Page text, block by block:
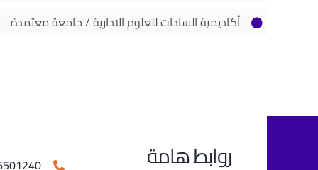
أكاديمية السادات للعلوم الادارية / جامعة معتمدة
روابط هامة